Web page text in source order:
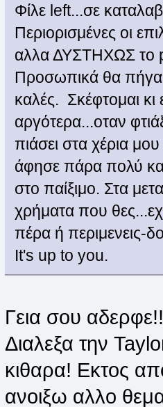
Φίλε left...σε
Περιορισμένες οι
αλλα ΔΥΣΤΗΧΩΣ το
Προσωπικά θα
καλές. Σκέφτομαι
αργότερα...οταν
πιάσει στα χέρια
άφησε πάρα πολύ
στο παίξιμο. Στα
χρήματα που
πέρα ή περιμενεις-
It's up to you.
Γεια σου
Διαλεξα την Taylor
κιθαρα! Εκτος
ανοιξω αλλο